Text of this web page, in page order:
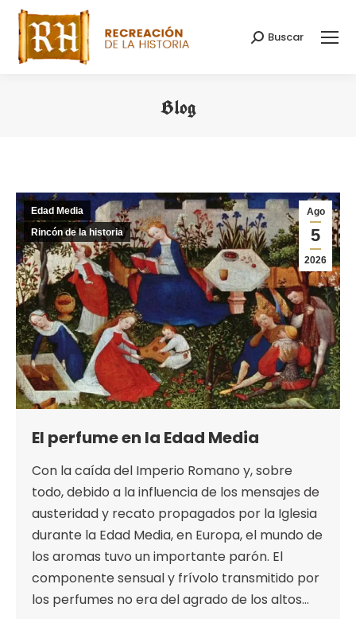
Buscar:
Buscar
Blog
Ago
5
2026
Edad Media
Rincón de la historia
El perfume en la Edad Media
Con la caída del Imperio Romano y, sobre
todo, debido a la influencia de los mensajes de
austeridad y recato propagados por la Iglesia
durante la Edad Media, en Europa, el mundo de
los aromas tuvo un importante parón. El
componente sensual y frívolo transmitido por
los perfumes no era del agrado de los altos…